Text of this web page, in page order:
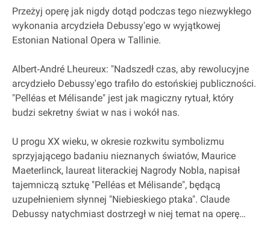
Przeżyj operę jak nigdy dotąd podczas tego niezwykłego
wykonania arcydzieła Debussy'ego w wyjątkowej
Estonian National Opera w Tallinie.
Albert‐André Lheureux: "Nadszedł czas, aby rewolucyjne
arcydzieło Debussy'ego trafiło do estońskiej publiczności.
"Pelléas et Mélisande" jest jak magiczny rytuał, który
budzi sekretny świat w nas i wokół nas.
U progu XX wieku, w okresie rozkwitu symbolizmu
sprzyjającego badaniu nieznanych światów, Maurice
Maeterlinck, laureat literackiej Nagrody Nobla, napisał
tajemniczą sztukę "Pelléas et Mélisande", będącą
uzupełnieniem słynnej "Niebieskiego ptaka". Claude
Debussy natychmiast dostrzegł w niej temat na operę…